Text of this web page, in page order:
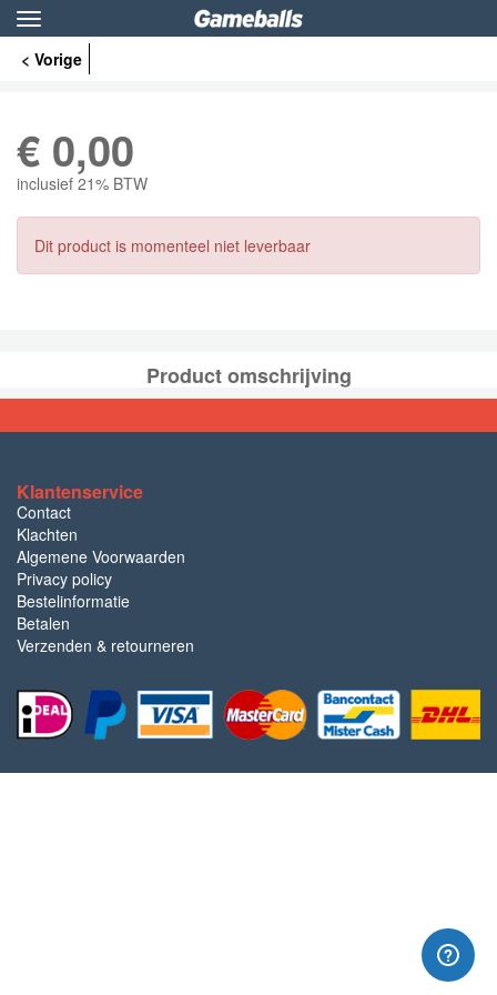
Toggle
navigation
< Vorige
€ 0,00
inclusief 21% BTW
Dit product is momenteel niet leverbaar
Product omschrijving
Klantenservice
Contact
Klachten
Algemene Voorwaarden
Privacy policy
Bestelinformatie
Betalen
Verzenden & retourneren